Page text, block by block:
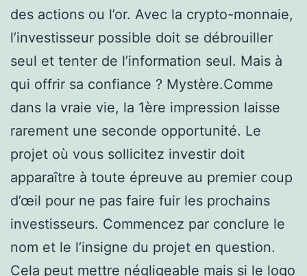
des actions ou l’or. Avec la crypto-monnaie,
l’investisseur possible doit se débrouiller
seul et tenter de l’information seul. Mais à
qui offrir sa confiance ? Mystère.Comme
dans la vraie vie, la 1ère impression laisse
rarement une seconde opportunité. Le
projet où vous sollicitez investir doit
apparaître à toute épreuve au premier coup
d’œil pour ne pas faire fuir les prochains
investisseurs. Commencez par conclure le
nom et le l’insigne du projet en question.
Cela peut mettre négligeable mais si le logo